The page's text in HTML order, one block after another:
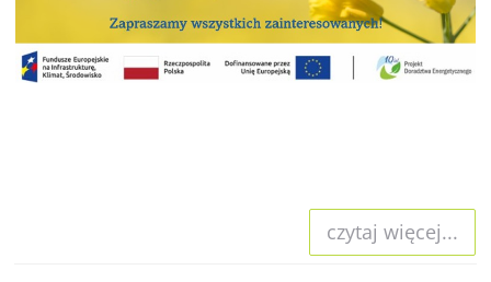
czytaj więcej...